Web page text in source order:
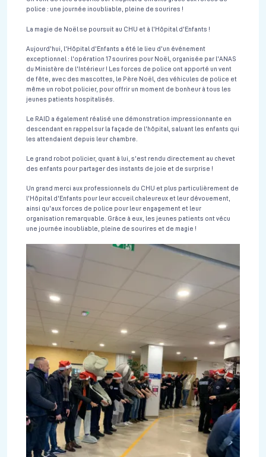
police : une journée inoubliable, pleine de sourires !
La magie de Noël se poursuit au CHU et à l'Hôpital d'Enfants !
Aujourd'hui, l'Hôpital d'Enfants a été le lieu d'un événement
exceptionnel : l'opération 17 sourires pour Noël, organisée par l'ANAS
du Ministère de l'Intérieur ! Les forces de police ont apporté un vent
de fête, avec des mascottes, le Père Noël, des véhicules de police et
même un robot policier, pour offrir un moment de bonheur à tous les
jeunes patients hospitalisés.
Le RAID a également réalisé une démonstration impressionnante en
descendant en rappel sur la façade de l'hôpital, saluant les enfants qui
les attendaient depuis leur chambre.
Le grand robot policier, quant à lui, s'est rendu directement au chevet
des enfants pour partager des instants de joie et de surprise !
Un grand merci aux professionnels du CHU et plus particulièrement de
l'Hôpital d'Enfants pour leur accueil chaleureux et leur dévouement,
ainsi qu'aux forces de police pour leur engagement et leur
organisation remarquable. Grâce à eux, les jeunes patients ont vécu
une journée inoubliable, pleine de sourires et de magie !